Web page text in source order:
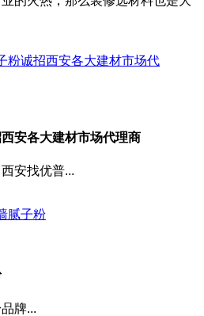
安各大建材市场代理商
安找优普...
牌...